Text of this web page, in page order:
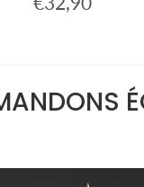
Prix
€32,90